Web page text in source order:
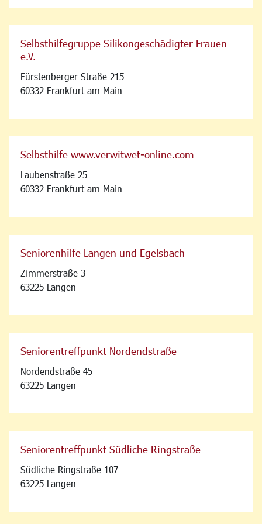
Selbsthilfegruppe Silikongeschädigter Frauen
e.V.
Fürstenberger Straße 215
60332 Frankfurt am Main
Selbsthilfe www.verwitwet-online.com
Laubenstraße 25
60332 Frankfurt am Main
Seniorenhilfe Langen und Egelsbach
Zimmerstraße 3
63225 Langen
Seniorentreffpunkt Nordendstraße
Nordendstraße 45
63225 Langen
Seniorentreffpunkt Südliche Ringstraße
Südliche Ringstraße 107
63225 Langen